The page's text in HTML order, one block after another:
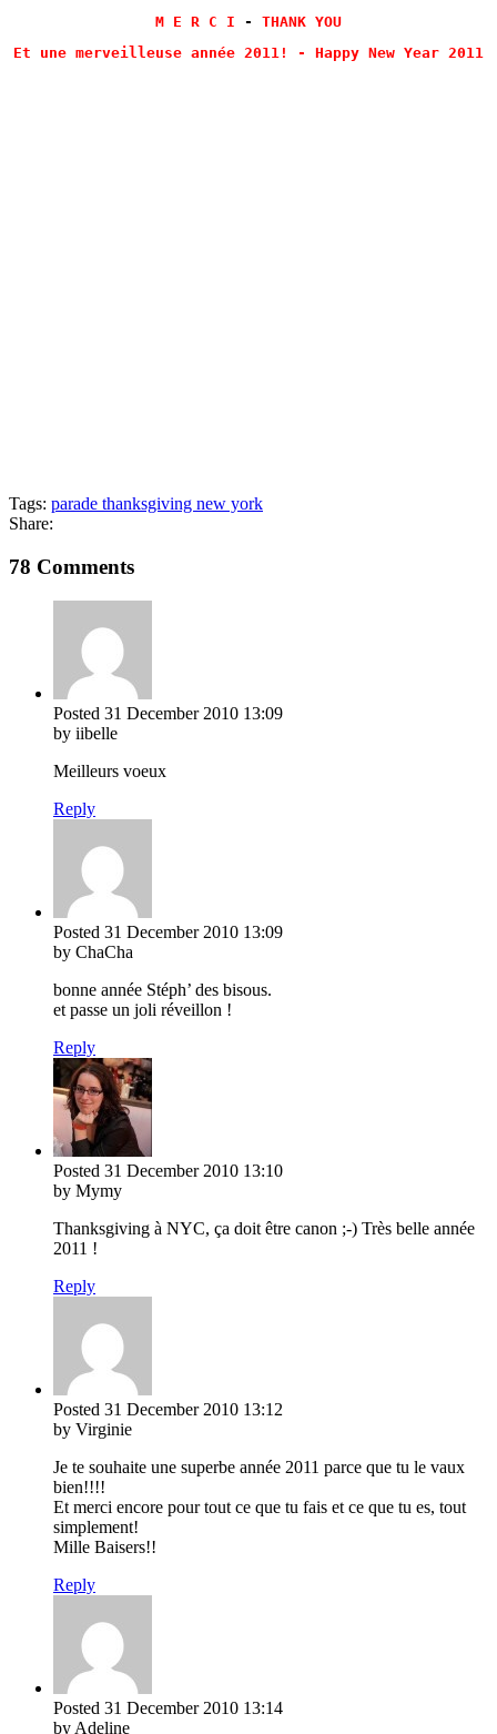
M E R C I - THANK YOU
Et une merveilleuse année 2011! - Happy New Year 2011
Tags: parade thanksgiving new york
Share:
78 Comments
Posted 31 December 2010 13:09
by iibelle
Meilleurs voeux
Reply
Posted 31 December 2010 13:09
by ChaCha
bonne année Stéph’ des bisous.
et passe un joli réveillon !
Reply
Posted 31 December 2010 13:10
by Mymy
Thanksgiving à NYC, ça doit être canon ;-) Très belle année
2011 !
Reply
Posted 31 December 2010 13:12
by Virginie
Je te souhaite une superbe année 2011 parce que tu le vaux
bien!!!!
Et merci encore pour tout ce que tu fais et ce que tu es, tout
simplement!
Mille Baisers!!
Reply
Posted 31 December 2010 13:14
by Adeline